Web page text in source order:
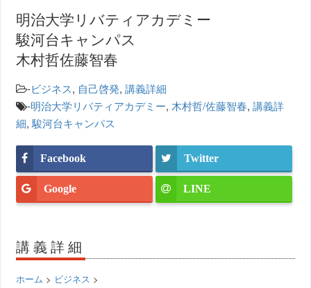
明治大学リバティアカデミー
駿河台キャンパス
木村哲佐藤智春
-ビジネス, 自己啓発,講義詳細
-明治大学リバティアカデミー, 木村哲/佐藤智春,講義詳
細,駿河台キャンパス
Facebook Twitter
Google LINE
講義詳細
ホーム > ビジネス >